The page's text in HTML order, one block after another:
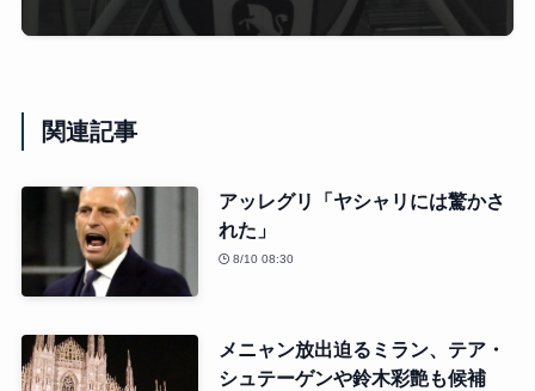
関連記事
アッレグリ「ヤシャリには驚かさ
れた」
8/10 08:30
メニャン放出迫るミラン、テア・
シュテーゲンや鈴木彩艶も候補